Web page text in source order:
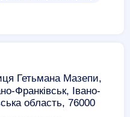
Гетьмана Мазепи,
Франківськ, Івано-
область, 76000